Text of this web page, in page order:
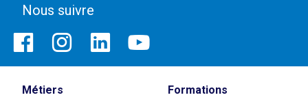
Nous suivre
Métiers
Formations